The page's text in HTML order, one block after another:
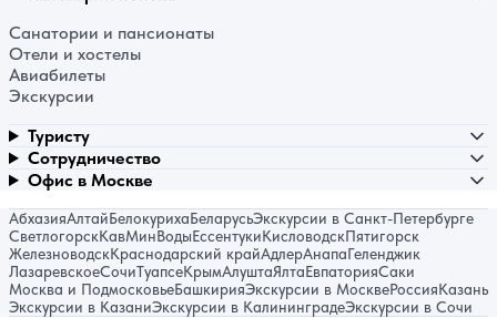
Санатории и пансионаты
Отели и хостелы
Авиабилеты
Экскурсии
Туристу
Сотрудничество
Офис в Москве
АбхазияАлтайБелокурихаБеларусьЭкскурсии в Санкт-Петербурге
СветлогорскКавМинВодыЕссентукиКисловодскПятигорск
ЖелезноводскКраснодарский крайАдлерАнапаГеленджик
ЛазаревскоеСочиТуапсеКрымАлуштаЯлтаЕвпаторияСаки
Москва и ПодмосковьеБашкирияЭкскурсии в МосквеРоссияКазань
Экскурсии в КазаниЭкскурсии в КалининградеЭкскурсии в Сочи